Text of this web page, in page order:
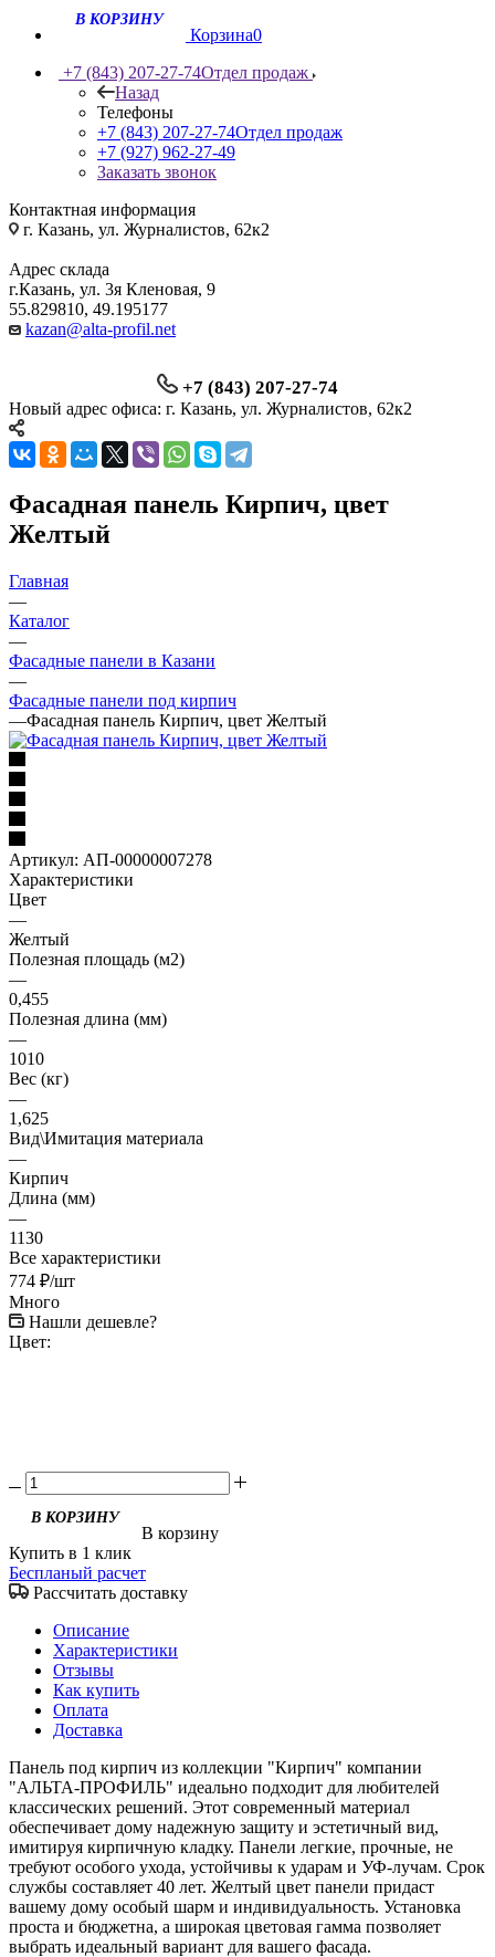
Корзина0
+7 (843) 207-27-74Отдел продаж
Назад
Телефоны
+7 (843) 207-27-74Отдел продаж
+7 (927) 962-27-49
Заказать звонок
Контактная информация
г. Казань, ул. Журналистов, 62к2
Адрес склада
г.Казань, ул. 3я Кленовая, 9
55.829810, 49.195177
kazan@alta-profil.net
+7 (843) 207-27-74
Новый адрес офиса: г. Казань, ул. Журналистов, 62к2
Фасадная панель Кирпич, цвет
Желтый
Главная
—
Каталог
—
Фасадные панели в Казани
—
Фасадные панели под кирпич
—Фасадная панель Кирпич, цвет Желтый
Артикул: АП-00000007278
Характеристики
Цвет
—
Желтый
Полезная площадь (м2)
—
0,455
Полезная длина (мм)
—
1010
Вес (кг)
—
1,625
Вид\Имитация материала
—
Кирпич
Длина (мм)
—
1130
Все характеристики
774 ₽/шт
Много
Нашли дешевле?
Цвет:
В корзину
Купить в 1 клик
Беспланый расчет
Рассчитать доставку
Описание
Характеристики
Отзывы
Как купить
Оплата
Доставка
Панель под кирпич из коллекции "Кирпич" компании
"АЛЬТА-ПРОФИЛЬ" идеально подходит для любителей
классических решений. Этот современный материал
обеспечивает дому надежную защиту и эстетичный вид,
имитируя кирпичную кладку. Панели легкие, прочные, не
требуют особого ухода, устойчивы к ударам и УФ-лучам. Срок
службы составляет 40 лет. Желтый цвет панели придаст
вашему дому особый шарм и индивидуальность. Установка
проста и бюджетна, а широкая цветовая гамма позволяет
выбрать идеальный вариант для вашего фасада.